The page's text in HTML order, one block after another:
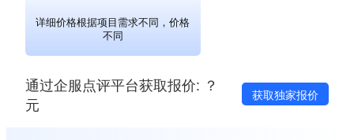
详细价格根据项目需求不同，价格
不同
通过企服点评平台获取报价: ？
元
获取独家报价